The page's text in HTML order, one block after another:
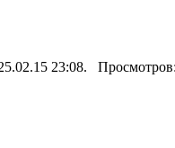
23:08.